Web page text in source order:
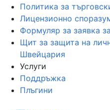
Политика за
Лицензионно
Формуляр за заявка
Щит за защита на
Швейцария
Услуги
Поддръжка
Плъгини